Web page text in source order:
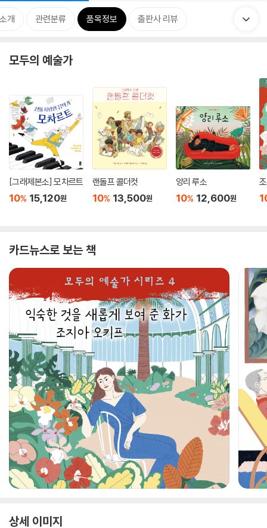
개 관련분류 품목정보 출판사 리뷰
모두의 예술가
[그래제본소] 모차르트
10% 15,120원
랜돌프 콜더컷
10% 13,500원
앙리 루소
10% 12,600원
카드뉴스로 보는 책
상세 이미지